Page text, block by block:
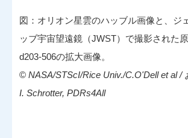
図：オリオン星雲のハッブル画像と、ジ
ッブ宇宙望遠鏡（JWST）で撮影された
d203-506の拡大画像。
© NASA/STScI/Rice Univ./C.O'Dell et al /
I. Schrotter, PDRs4All